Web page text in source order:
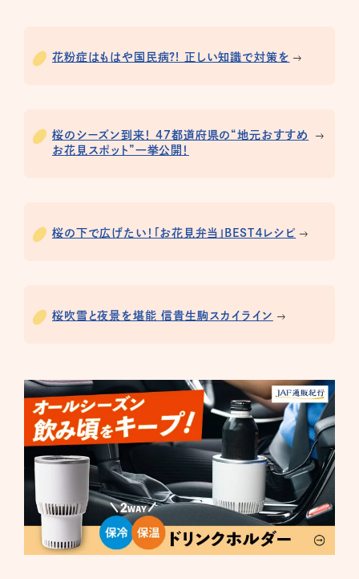
花粉症はもはや国民病?! 正しい知識で対策を
桜のシーズン到来！ 47都道府県の“地元おすすめ
お花見スポット”一挙公開！
桜の下で広げたい！「お花見弁当」BEST４レシピ
桜吹雪と夜景を堪能 信貴生駒スカイライン